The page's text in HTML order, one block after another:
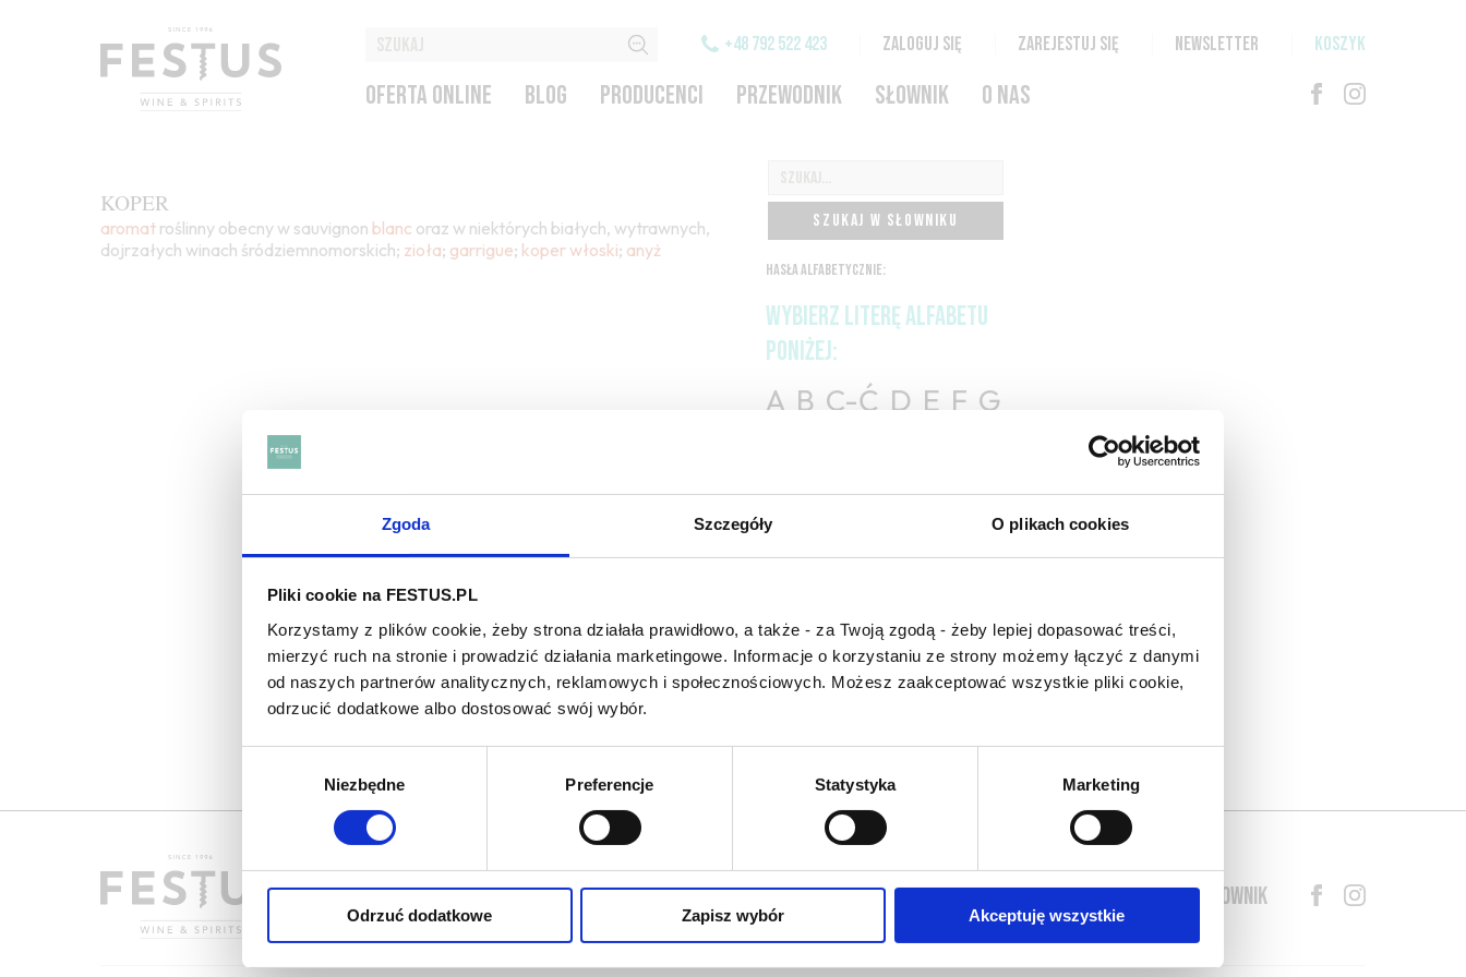
Zgoda Szczegóły O plikach cookies
Pliki cookie na FESTUS.PL
Korzystamy z plików cookie, żeby strona działała prawidłowo, a także - za Twoją zgodą - żeby lepiej dopasować treści,
mierzyć ruch na stronie i prowadzić działania marketingowe. Informacje o korzystaniu ze strony możemy łączyć z danymi
od naszych partnerów analitycznych, reklamowych i społecznościowych. Możesz zaakceptować wszystkie pliki cookie,
odrzucić dodatkowe albo dostosować swój wybór.
Niezbędne Preferencje Statystyka Marketing
Odrzuć dodatkowe Zapisz wybór Akceptuję wszystkie
+48 792 522 423 ZALOGUJ SIĘ ZAREJESTUJ SIĘ NEWSLETTER KOSZYK
OFERTA ONLINE BLOG PRODUCENCI PRZEWODNIK SŁOWNIK O NAS
KOPER
aromat roślinny obecny w sauvignon blanc oraz w niektórych białych, wytrawnych,
dojrzałych winach śródziemnomorskich; zioła; garrigue; koper włoski; anyż
SZUKAJ W SŁOWNIKU
HASŁA ALFABETYCZNIE:
WYBIERZ LITERĘ ALFABETU
PONIŻEJ:
A B C-Ć D E F G
U
Z-Ź-Ż
słownika nowych haseł.
Jeśli jakis termin stwarza
Państwu szczególny
słowniku -proszę nas o
O NAS OFERTA ONLINE PRODUCENCI BLOG PRZEWODNIK SŁOWNIK